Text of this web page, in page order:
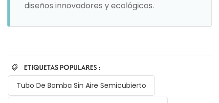
diseños innovadores y ecológicos.
ETIQUETAS POPULARES :
Tubo De Bomba Sin Aire Semicubierto